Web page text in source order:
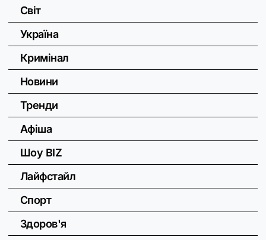
Світ
Україна
Кримінал
Новини
Тренди
Афіша
Шоу BIZ
Лайфстайл
Спорт
Здоров'я